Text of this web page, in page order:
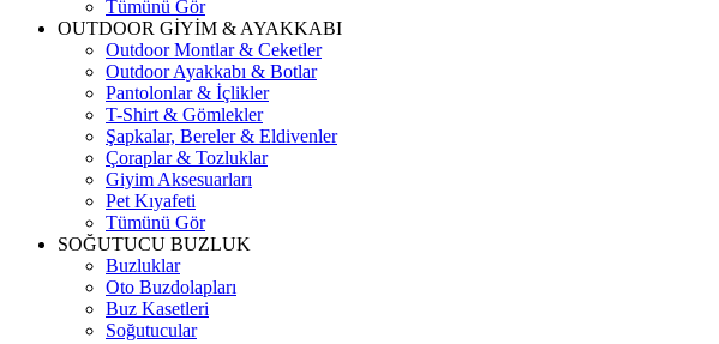
Tümünü Gör
OUTDOOR GİYİM & AYAKKABI
Outdoor Montlar & Ceketler
Outdoor Ayakkabı & Botlar
Pantolonlar & İçlikler
T-Shirt & Gömlekler
Şapkalar, Bereler & Eldivenler
Çoraplar & Tozluklar
Giyim Aksesuarları
Pet Kıyafeti
Tümünü Gör
SOĞUTUCU BUZLUK
Buzluklar
Oto Buzdolapları
Buz Kasetleri
Soğutucular